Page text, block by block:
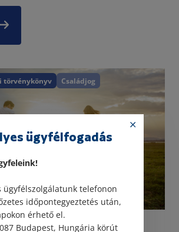
törvénykönyv Családjog
LegitiMoadmin
ügyfélfogadás
ügyfélszolgálatunk telefonon
időpontegyeztetés után,
érhető el.
Budapest, Hungária körút